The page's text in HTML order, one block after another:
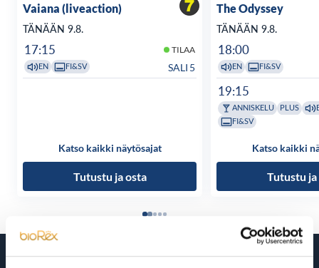
Vaiana (liveaction)
TÄNÄÄN 9.8.
17:15 TILAA
EN FI&SV SALI 5
Katso kaikki näytösajat
Tutustu ja osta
The Odyssey
TÄNÄÄN 9.8.
18:00
EN FI&SV
19:15
ANNISKELU PLUS
FI&SV
Katso kaikki
Tutustu ja